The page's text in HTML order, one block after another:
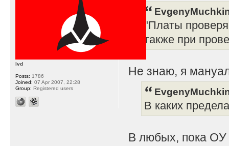
"Платы
также при
Не знаю, я
В каких
В любых, пока ОУ
lvd
Posts: 1786
Joined: 07 Apr 2007, 22:28
Group: Registered users